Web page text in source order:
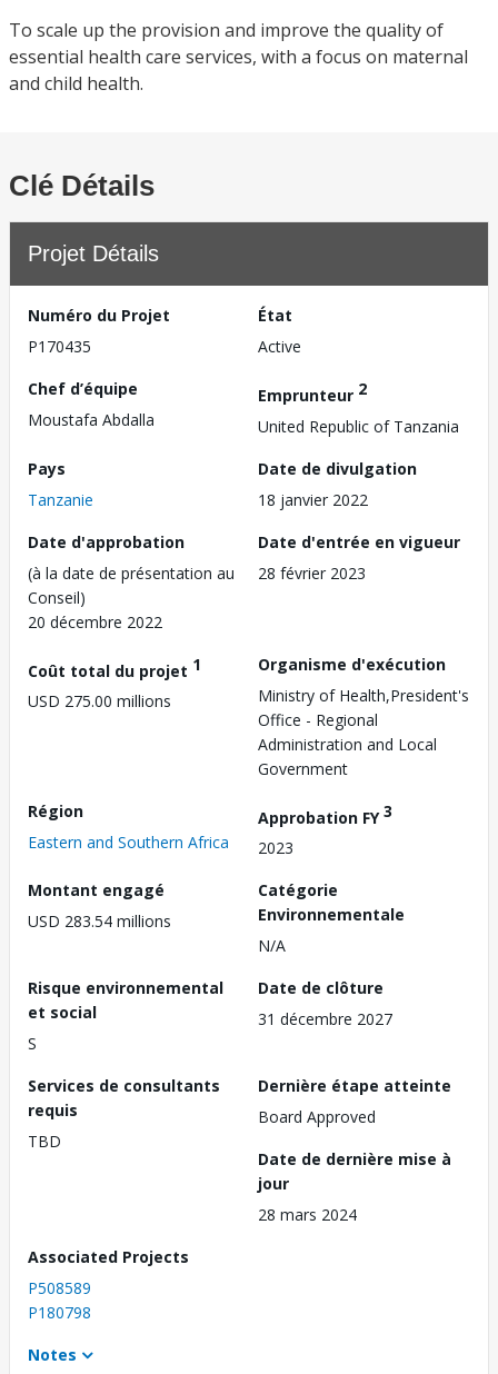
To scale up the provision and improve the quality of
essential health care services, with a focus on maternal
and child health.
Clé Détails
Projet Détails
Numéro du Projet
P170435
État
Active
Chef d’équipe
Moustafa Abdalla
Emprunteur 2
United Republic of Tanzania
Pays
Tanzanie
Date de divulgation
18 janvier 2022
Date d'approbation
(à la date de présentation au
Conseil)
20 décembre 2022
Date d'entrée en vigueur
28 février 2023
Coût total du projet 1
USD 275.00 millions
Organisme d'exécution
Ministry of Health,President's
Office - Regional
Administration and Local
Government
Région
Eastern and Southern Africa
Approbation FY3
2023
Montant engagé
USD 283.54 millions
Catégorie
Environnementale
N/A
Risque environnemental
et social
S
Date de clôture
31 décembre 2027
Services de consultants
requis
TBD
Dernière étape atteinte
Board Approved
Date de dernière mise à
jour
28 mars 2024
Associated Projects
P508589
P180798
Notes